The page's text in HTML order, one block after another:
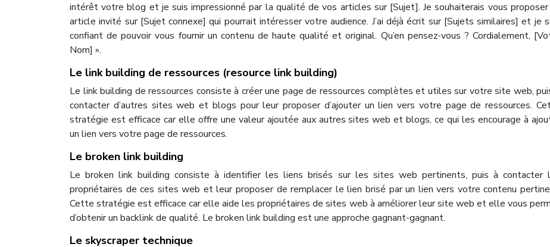
intérêt votre blog et je suis impressionné par la qualité de vos articles sur [Sujet]. Je souhaiterais vous proposer
article invité sur [Sujet connexe] qui pourrait intéresser votre audience. J’ai déjà écrit sur [Sujets similaires] et je
confiant de pouvoir vous fournir un contenu de haute qualité et original. Qu’en pensez-vous ? Cordialement,
Nom] ».
Le link building de ressources (resource link building)
Le link building de ressources consiste à créer une page de ressources complètes et utiles sur votre site web,
contacter d’autres sites web et blogs pour leur proposer d’ajouter un lien vers votre page de ressources.
stratégie est efficace car elle offre une valeur ajoutée aux autres sites web et blogs, ce qui les encourage à
un lien vers votre page de ressources.
Le broken link building
Le broken link building consiste à identifier les liens brisés sur les sites web pertinents, puis à contacter
propriétaires de ces sites web et leur proposer de remplacer le lien brisé par un lien vers votre contenu
Cette stratégie est efficace car elle aide les propriétaires de sites web à améliorer leur site web et elle vous
d’obtenir un backlink de qualité. Le broken link building est une approche gagnant-gagnant.
Le skyscraper technique